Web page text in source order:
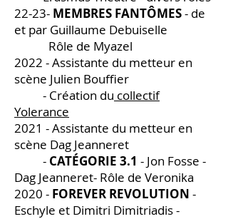
22-23- MEMBRES FANTÔMES- de
et par Guillaume Debuiselle
Rôle de Myazel
2022 - Assistante du metteur en
scène Julien Bouffier
- Création du collectif
Yolerance
2021 - Assistante du metteur en
scène Dag Jeanneret
- CATÉGORIE 3.1 - Jon Fosse -
Dag Jeanneret- Rôle de Veronika
2020 - FOREVER REVOLUTION -
Eschyle et Dimitri Dimitriadis -